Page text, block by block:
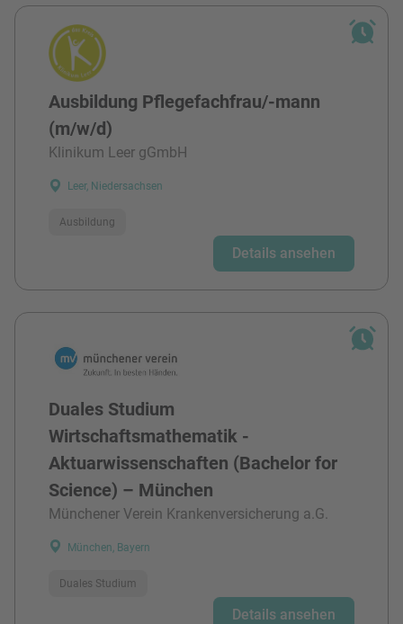
Ausbildung Pflegefachfrau/-mann
(m/w/d)
Klinikum Leer gGmbH
Leer, Niedersachsen
Ausbildung
Details ansehen
Duales Studium
Wirtschaftsmathematik -
Aktuarwissenschaften (Bachelor for
Science) – München
Münchener Verein Krankenversicherung a.G.
München, Bayern
Duales Studium
Details ansehen